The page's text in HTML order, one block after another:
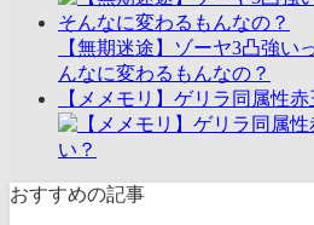
【無期迷途】ゾーヤ3凸強い
んなに変わるもんなの？
【メメモリ】ゲリラ同属性
おすすめの記事